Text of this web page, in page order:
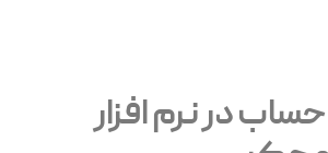
در نرم افزار